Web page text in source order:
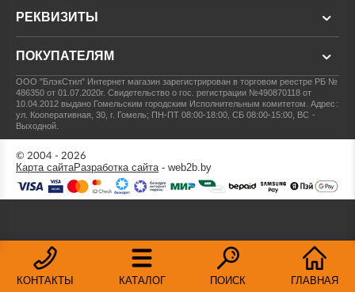
КОНТАКТЫ КАТАЛОГ ПОИСК ГЛАВНАЯ
РЕКВИЗИТЫ
ПОКУПАТЕЛЯМ
ООО "БлэкСтил" Интернет магазин зарегистрирован в торговом реестре РБ №
486350 от 01.07.2020г.Свидетельство о гос. регистрации №490870118 от
10.04.2012 выдано Гомельским городским Исполнительным комитетом.Адрес:
ул. Кооперативная, 30, г. Гомель; ПН-ПТ 08:00-18:00, СБ 08:00-15:00, ВС -
Выходной.
© 2004 - 2026
Карта сайтаРазработка сайта- web2b.by